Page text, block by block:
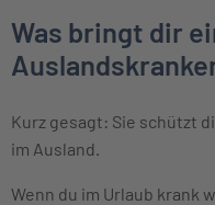
Was bringt dir
Kurz gesagt: Sie schützt
im Ausland.
Wenn du im Urlaub krank